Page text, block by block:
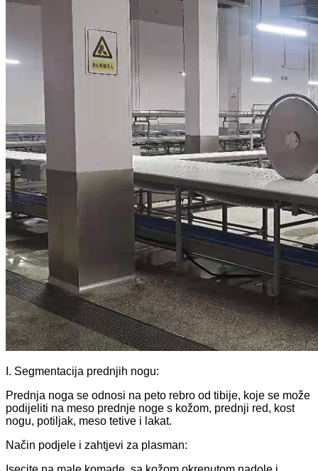
I. Segmentacija prednjih nogu:
Prednja noga se odnosi na peto rebro od tibije, koje se može
podijeliti na meso prednje noge s kožom, prednji red, kost
nogu, potiljak, meso tetive i lakat.
Način podjele i zahtjevi za plasman: